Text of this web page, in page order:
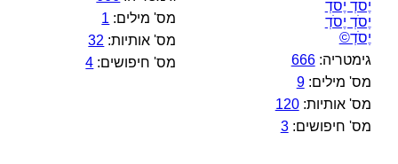
יֶסֹדְ יֶסֹדְ
יֶסֹדְ יֶסֹדְ
יֶסֹדְ©
גימטריה:666
מס' מילים:9
מס' אותיות:120
מס' חיפושים:3
מס' מילים: 1
מס' אותיות: 32
מס' חיפושים: 4